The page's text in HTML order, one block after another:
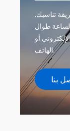
تناسبك.
طوال
أو
الهاتف.
بنا